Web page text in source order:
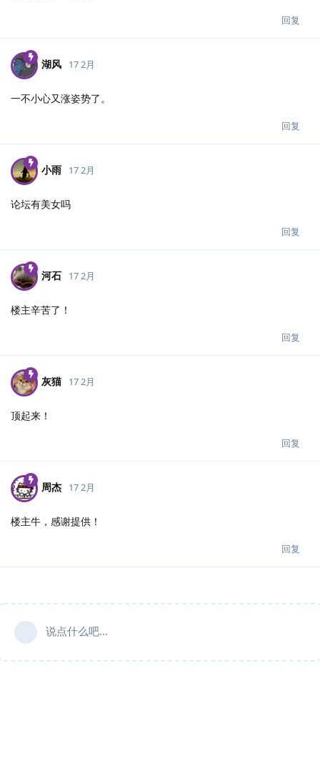
回复
湖风 17 2月
一不小心又涨姿势了。
回复
小雨 17 2月
论坛有美女吗
回复
河石 17 2月
楼主辛苦了！
回复
灰猫 17 2月
顶起来！
回复
周杰 17 2月
楼主牛，感谢提供！
回复
说点什么吧...